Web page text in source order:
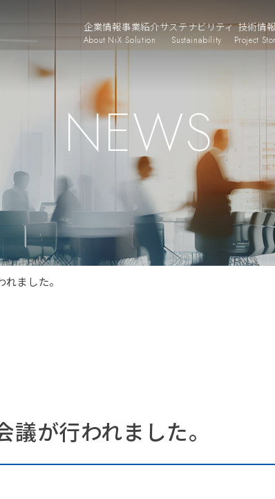
企業情報
About NiX
事業紹介
Solution
サステナビリティ
Sustainability
技術情
Project
NEWS
ました。
が行われました。